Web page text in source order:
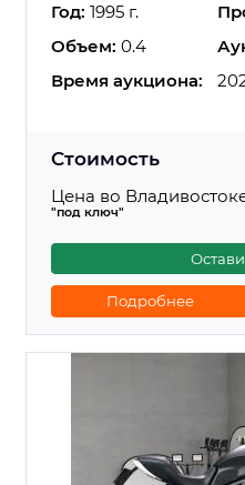
Год: 1995 г.
Объем: 0.4
Время аукциона:
Стоимость
Цена во
"под ключ"
Подробнее